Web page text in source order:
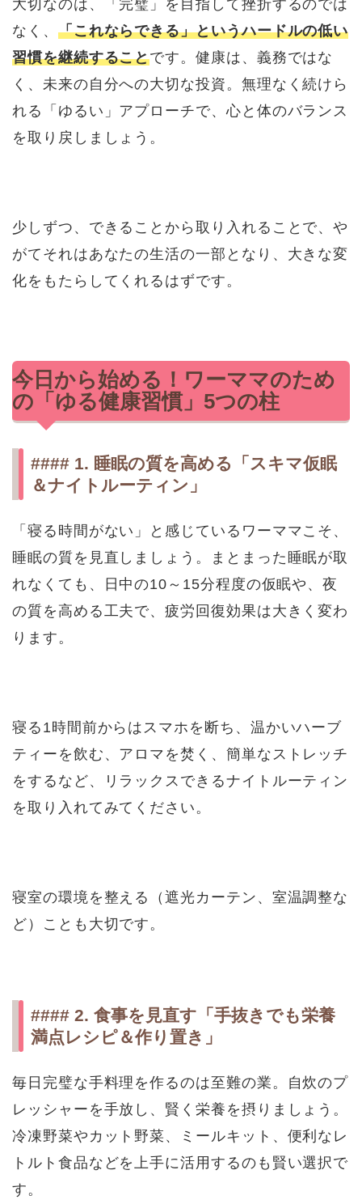
なく、 「これならできる」というハードルの低い
習慣を継続することです。健康は、義務ではな
く、未来の自分への大切な投資。無理なく続けら
れる「ゆるい」アプローチで、心と体のバランス
を取り戻しましょう。
少しずつ、できることから取り入れることで、や
がてそれはあなたの生活の一部となり、大きな変
化をもたらしてくれるはずです。
今日から始める！ワーママのため
の「ゆる健康習慣」5つの柱
#### 1. 睡眠の質を高める「スキマ仮眠
＆ナイトルーティン」
「寝る時間がない」と感じているワーママこそ、
睡眠の質を見直しましょう。まとまった睡眠が取
れなくても、日中の10～15分程度の仮眠や、夜
の質を高める工夫で、疲労回復効果は大きく変わ
ります。
寝る1時間前からはスマホを断ち、温かいハーブ
ティーを飲む、アロマを焚く、簡単なストレッチ
をするなど、リラックスできるナイトルーティン
を取り入れてみてください。
寝室の環境を整える（遮光カーテン、室温調整な
ど）ことも大切です。
#### 2. 食事を見直す「手抜きでも栄養
満点レシピ＆作り置き」
毎日完璧な手料理を作るのは至難の業。自炊のプ
レッシャーを手放し、賢く栄養を摂りましょう。
冷凍野菜やカット野菜、ミールキット、便利なレ
トルト食品などを上手に活用するのも賢い選択で
す。